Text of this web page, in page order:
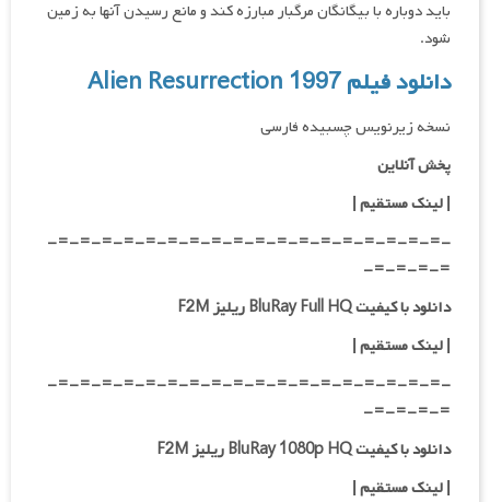
باید دوباره با بیگانگان مرگبار مبارزه کند و مانع رسیدن آنها به زمین
شود.
دانلود فیلم Alien Resurrection 1997
نسخه زیرنویس چسبیده فارسی
پخش آنلاین
| لینک مستقیم|
-=-=-=-=-=-=-=-=-=-=-=-=-=-=-=-=-=-=-
=-=-=-=-
دانلود با کیفیت BluRay Full HQ ریلیز F2M
|لینک مستقیم|
-=-=-=-=-=-=-=-=-=-=-=-=-=-=-=-=-=-=-
=-=-=-=-
دانلود با کیفیت BluRay 1080p HQ ریلیز F2M
|لینک مستقیم|